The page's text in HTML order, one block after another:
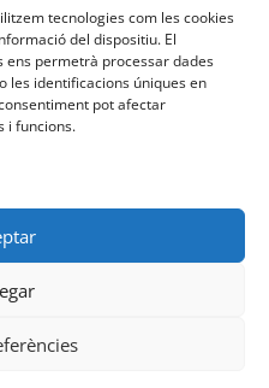
tecnologies com les cookies
del dispositiu. El
permetrà processar dades
les identificacions úniques en
pot afectar
i funcions.
317 48 00
Intern d'Informació